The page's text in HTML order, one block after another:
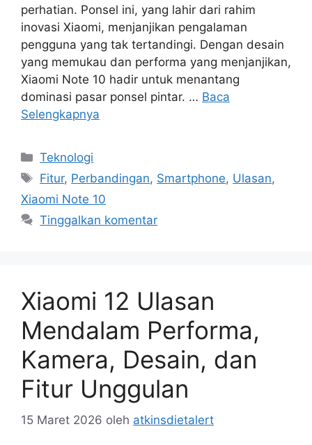
perhatian. Ponsel ini, yang lahir dari rahim
inovasi Xiaomi, menjanjikan pengalaman
pengguna yang tak tertandingi. Dengan desain
yang memukau dan performa yang menjanjikan,
Xiaomi Note 10 hadir untuk menantang
dominasi pasar ponsel pintar. … Baca
Selengkapnya
Kategori
Teknologi
Tag
Fitur, Perbandingan, Smartphone, Ulasan,
Xiaomi Note 10
Tinggalkan komentar
Xiaomi 12 Ulasan
Mendalam Performa,
Kamera, Desain, dan
Fitur Unggulan
15 Maret 2026 oleh atkinsdietalert